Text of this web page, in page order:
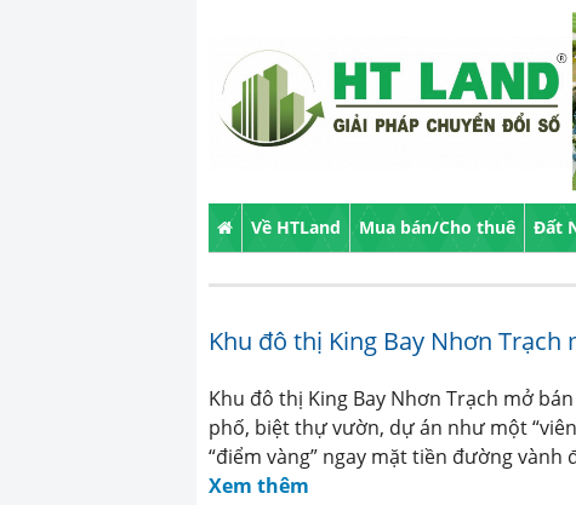
Về HTLand Mua bán/Cho thuê Đất
Khu đô thị King Bay Nhơn
Khu đô thị King Bay Nhơn Trạch mở
phố, biệt thự vườn, dự án như một
“điểm vàng” ngay mặt tiền đường
Xem thêm